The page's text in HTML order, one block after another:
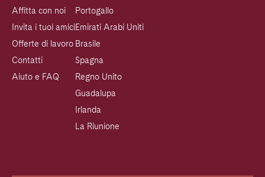
Affitta con noi
Invita i tuoi amici
Offerte di lavoro
Contatti
Aiuto e FAQ
Portogallo
Emirati Arabi Uniti
Brasile
Spagna
Regno Unito
Guadalupa
Irlanda
La Riunione